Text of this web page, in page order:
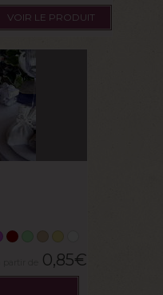
VOIR LE PRODUIT
0,85€